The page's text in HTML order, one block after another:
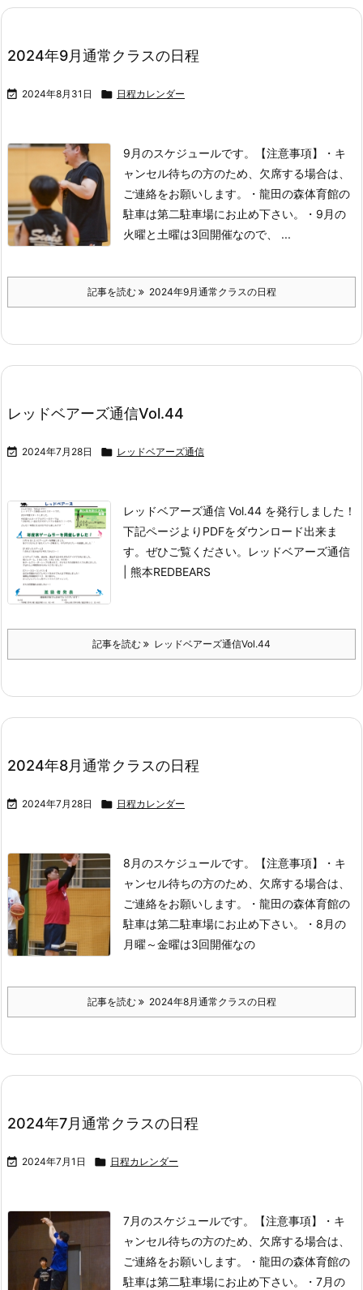
2024年9月通常クラスの日程
 2024年8月31日  日程カレンダー
9月のスケジュールです。 【注意事項】
・キ
ャンセル待ちの方のため、欠席する場合は、
ご連絡をお願いします。
・龍田の森体育館の
駐車は第二駐車場にお止め下さい。
・9月の
火曜と土曜は3回開催なので、 ...
記事を読む 2024年9月通常クラスの日程
レッドベアーズ通信Vol.44
 2024年7月28日  レッドベアーズ通信
レッドベアーズ通信 Vol.44 を発行しました！
下記ページよりPDFをダウンロード出来ま
す。 ぜひご覧ください。
レッドベアーズ通信
| 熊本REDBEARS
記事を読む レッドベアーズ通信Vol.44
2024年8月通常クラスの日程
 2024年7月28日  日程カレンダー
8月のスケジュールです。 【注意事項】
・キ
ャンセル待ちの方のため、欠席する場合は、
ご連絡をお願いします。
・龍田の森体育館の
駐車は第二駐車場にお止め下さい。
・8月の
月曜～金曜は3回開催なの
記事を読む 2024年8月通常クラスの日程
2024年7月通常クラスの日程
 2024年7月1日  日程カレンダー
7月のスケジュールです。 【注意事項】
・キ
ャンセル待ちの方のため、欠席する場合は、
ご連絡をお願いします。
・龍田の森体育館の
駐車は第二駐車場にお止め下さい。
・7月の